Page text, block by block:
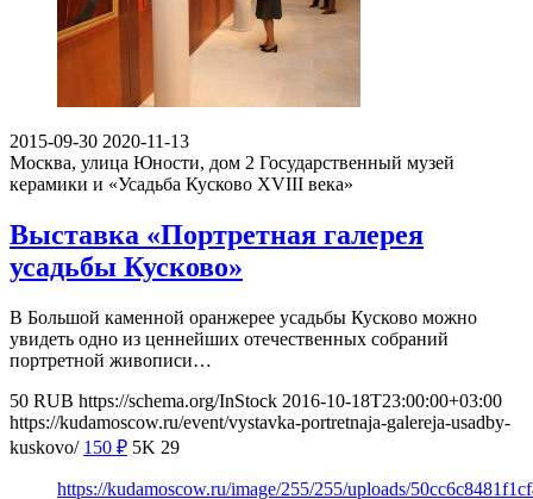
2015-09-30 2020-11-13
Москва, улица Юности, дом 2 Государственный музей
керамики и «Усадьба Кусково XVIII века»
Выставка «Портретная галерея
усадьбы Кусково»
В Большой каменной оранжерее усадьбы Кусково можно
увидеть одно из ценнейших отечественных собраний
портретной живописи…
50 RUB https://schema.org/InStock 2016-10-18T23:00:00+03:00
https://kudamoscow.ru/event/vystavka-portretnaja-galereja-usadby-
kuskovo/ 150 ₽ 5K 29
https://kudamoscow.ru/image/255/255/uploads/